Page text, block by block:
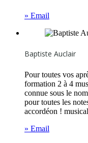
» Email
Baptiste Auclair
Pour toutes vos
formation 2 à 4
connue sous le
pour toutes les
accordéon !
» Email